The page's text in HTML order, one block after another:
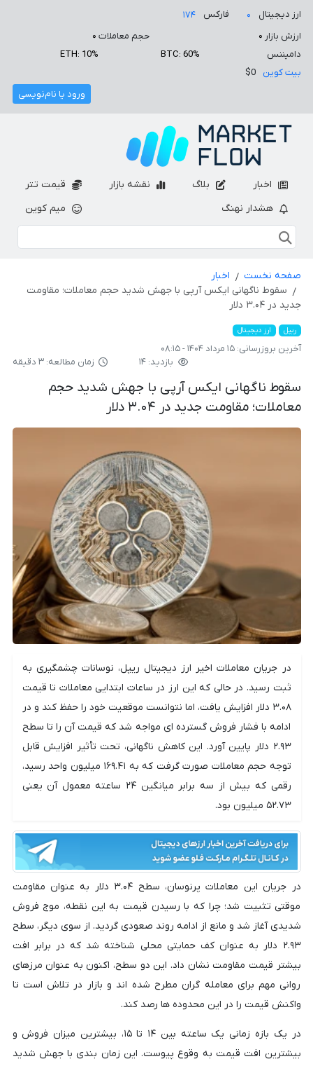
ارز دیجیتال ۰ فارکس
۱۷۴
ارزش بازار ۰ حجم معاملات ۰
دامیننس
BTC: 60%
ETH: 10%
بیت کوین
$0
ورود یا نام‌نویسی
اخبار بلاگ نقشه بازار
قیمت تتر
هشدار نهنگ
میم کوین
صفحه نخست
اخبار
سقوط ناگهانی ایکس آرپی با جهش شدید حجم معاملات؛ مقاومت
جدید در ۳.۰۴ دلار
ریپل ارز دیجیتال
آخرین بروزرسانی:۱۵ مرداد ۱۴۰۴ - ۰۸:۱۵
بازدید: ۱۴
زمان مطالعه: ۳ دقیقه
سقوط ناگهانی ایکس آرپی با جهش شدید حجم
معاملات؛ مقاومت جدید در ۳.۰۴ دلار
در جریان معاملات اخیر ارز دیجیتال ریپل، نوسانات چشمگیری به
ثبت رسید. در حالی که این ارز در ساعات ابتدایی معاملات تا قیمت
۳.۰۸ دلار افزایش یافت، اما نتوانست موقعیت خود را حفظ کند و در
ادامه با فشار فروش گسترده ای مواجه شد که قیمت آن را تا سطح
۲.۹۳ دلار پایین آورد. این کاهش ناگهانی، تحت تأثیر افزایش قابل
توجه حجم معاملات صورت گرفت که به ۱۶۹.۴۱ میلیون واحد رسید،
رقمی که بیش از سه برابر میانگین ۲۴ ساعته معمول آن یعنی
۵۲.۷۳ میلیون بود.
در جریان این معاملات پرنوسان، سطح ۳.۰۴ دلار به عنوان مقاومت
موقتی تثبیت شد؛ چرا که با رسیدن قیمت به این نقطه، موج فروش
شدیدی آغاز شد و مانع از ادامه روند صعودی گردید. از سوی دیگر، سطح
۲.۹۳ دلار به عنوان کف حمایتی محلی شناخته شد که در برابر افت
بیشتر قیمت مقاومت نشان داد. این دو سطح، اکنون به عنوان مرزهای
روانی مهم برای معامله گران مطرح شده اند و بازار در تلاش است تا
واکنش قیمت را در این محدوده ها رصد کند.
در یک بازه زمانی یک ساعته بین ۱۴ تا ۱۵، بیشترین میزان فروش و
بیشترین افت قیمت به وقوع پیوست. این زمان بندی با جهش شدید